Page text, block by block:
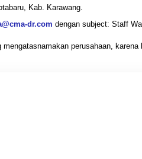
Kab. Karawang.
dr.com dengan subject: Staff
perusahaan, karena